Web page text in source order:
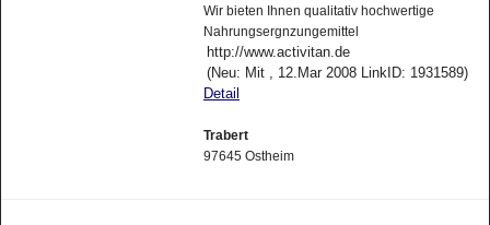
Wir bieten Ihnen qualitativ hochwertige
Nahrungsergnzungemittel
http://www.activitan.de
(Neu: Mit , 12.Mar 2008 LinkID: 1931589)
Detail
Trabert
97645 Ostheim